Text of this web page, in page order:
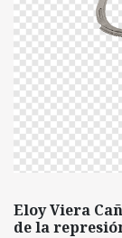
Eloy Viera
de la